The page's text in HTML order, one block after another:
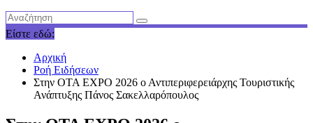
Είστε εδώ:
Αρχική
Ροή Ειδήσεων
Στην OTA EXPO 2026 ο Αντιπεριφερειάρχης Τουριστικής
Ανάπτυξης Πάνος Σακελλαρόπουλος